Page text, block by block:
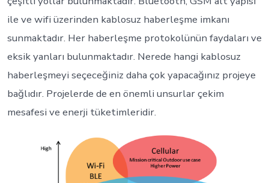
ile ve wifi üzerinden kablosuz haberleşme imkanı
sunmaktadır. Her haberleşme protokolünün faydaları ve
eksik yanları bulunmaktadır. Nerede hangi kablosuz
haberleşmeyi seçeceğiniz daha çok yapacağınız projeye
bağlıdır. Projelerde de en önemli unsurlar çekim
mesafesi ve enerji tüketimleridir.